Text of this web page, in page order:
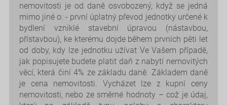
nemovitosti je od daně osvobozený, když se jedná
mimo jiné o: - první úplatný převod jednotky určené k
bydlení vzniklé stavební úpravou (nástavbou,
přístavbou), ke kterému dojde během prvních pěti let
od doby, kdy lze jednotku užívat Ve Vašem případě,
jak popisujete budete platit daň z nabytí nemovitých
věcí, která činí 4% ze základu daně. Základem daně
je cena nemovitosti. Vycházet lze z kupní ceny
nemovitosti, nebo ze směrné hodnoty – což je údaj,